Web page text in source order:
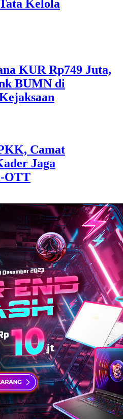
Kelola
KUR Rp749 Juta,
BUMN di
Camat
Jaga
OTT